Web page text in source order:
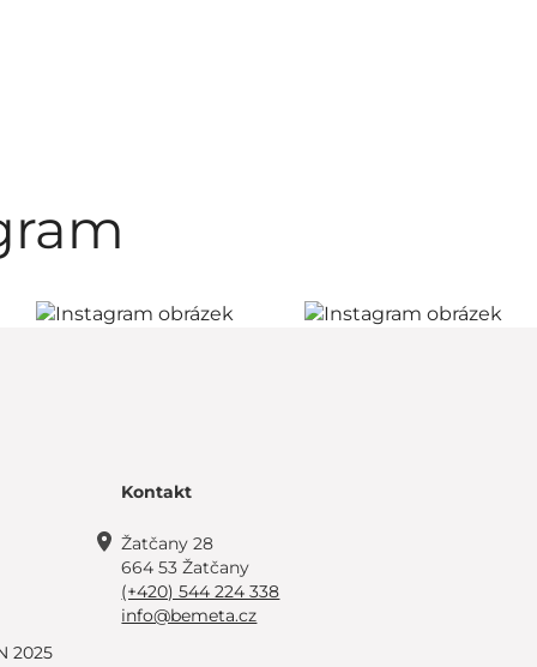
2025
Kontakt
Žatčany 28
664 53 Žatčany
(+420) 544 224 338
info@bemeta.cz